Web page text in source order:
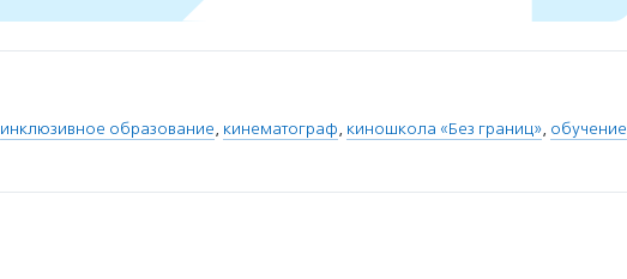
инклюзивное образование, кинематограф, киношкола «Без границ», обучение